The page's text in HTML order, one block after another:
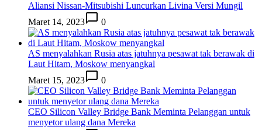
Aliansi Nissan-Mitsubishi Luncurkan Livina Versi Mungil
Maret 14, 2023
0
AS menyalahkan Rusia atas jatuhnya pesawat tak berawak di
Laut Hitam, Moskow menyangkal
Maret 15, 2023
0
CEO Silicon Valley Bridge Bank Meminta Pelanggan untuk
menyetor ulang dana Mereka